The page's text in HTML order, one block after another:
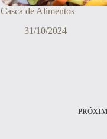
Casca de Alimentos
31/10/2024